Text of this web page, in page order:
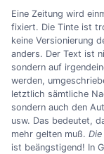
Eine Zeitung wird
fixiert. Die Tinte ist
keine Versionierung
anders. Der Text ist
sondern auf
werden,
letztlich sämtliche
sondern auch den
usw. Das bedeutet,
mehr gelten muß.
ist beängstigend! In